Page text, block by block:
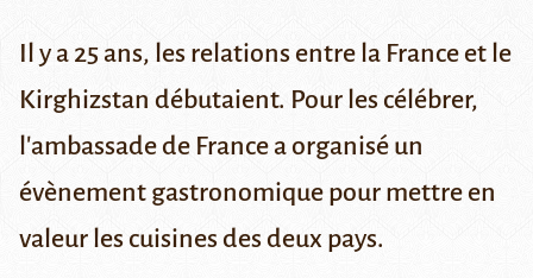
Il y a 25 ans, les relations entre la France et le
Kirghizstan débutaient. Pour les célébrer,
l'ambassade de France a organisé un
évènement gastronomique pour mettre en
valeur les cuisines des deux pays.